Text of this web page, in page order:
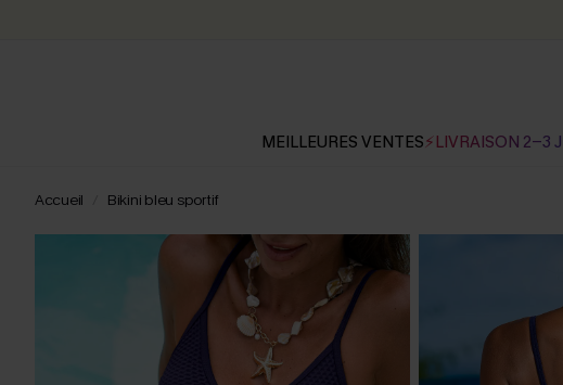
MEILLEURES VENTES⚡LIVRAISON 2-3 J
Accueil Bikini bleu sportif